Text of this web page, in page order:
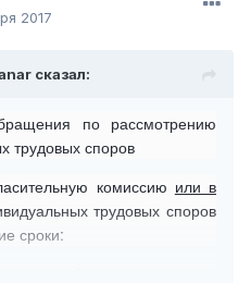
2017
сказал:
по рассмотрению
трудовых споров
комиссию или в
трудовых споров
сроки: